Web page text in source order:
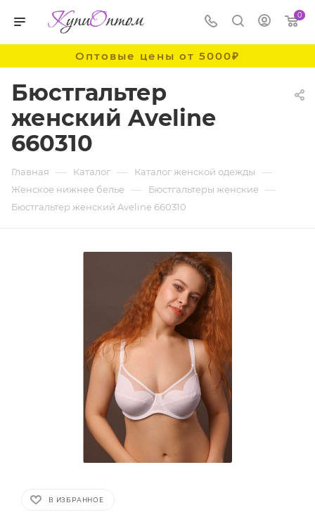
0
Оптовые цены от 5000₽
Бюстгальтер
женский Aveline
660310
Главная — Каталог — Каталог женской одежды —
Женское нижнее белье — Бюстгальтеры женские —
Бюстгальтер женский Aveline 660310
В ИЗБРАННОЕ